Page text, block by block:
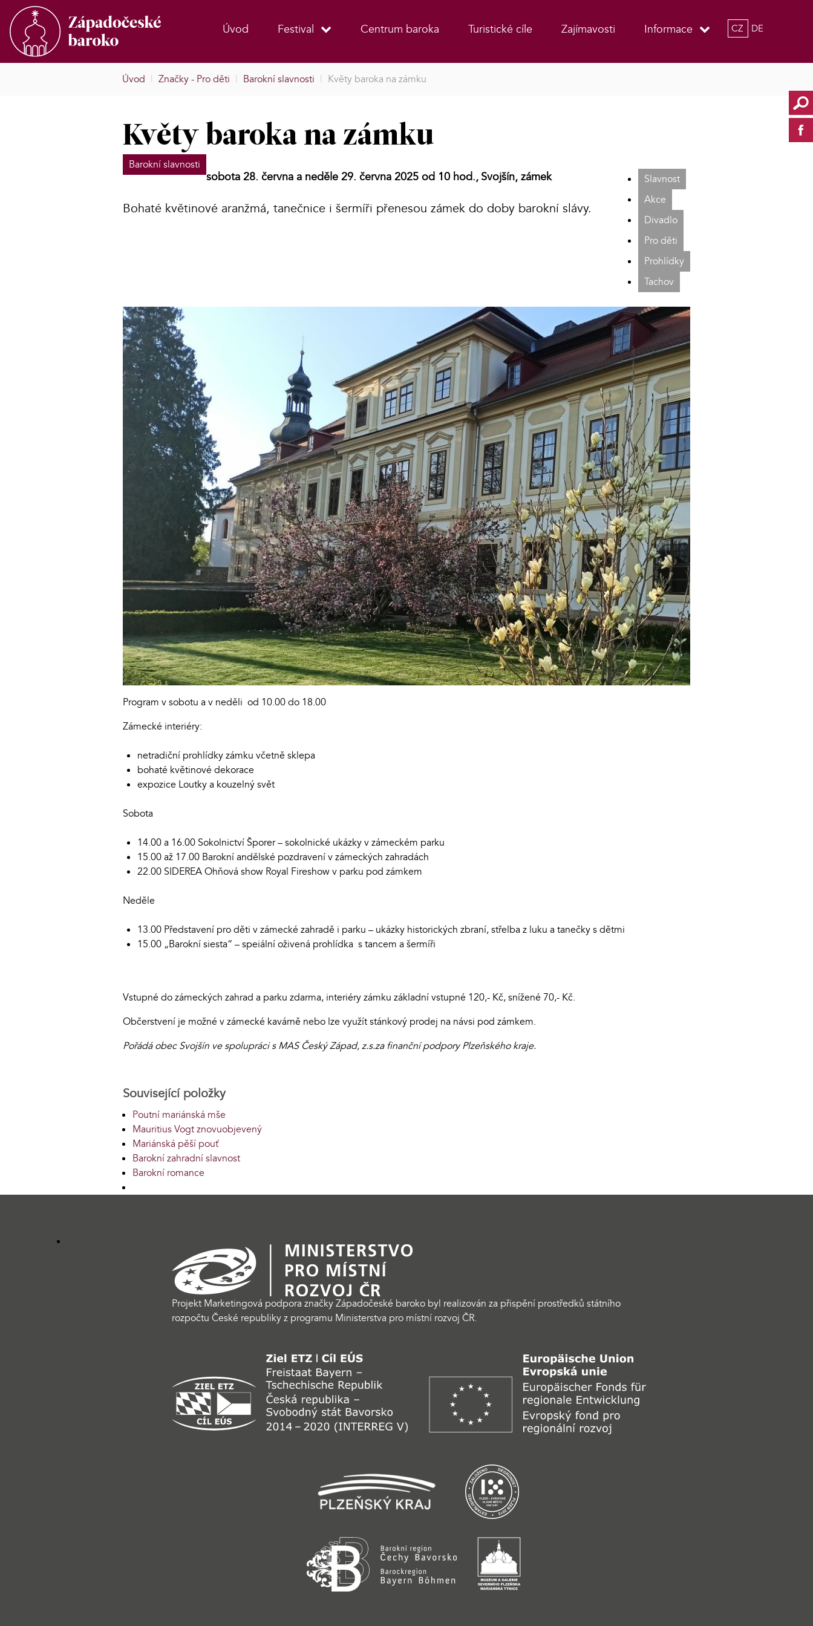
Úvod Festival Centrum baroka Turistické cíle Zajímavosti Informace CZ DE
Úvod | Značky - Pro děti | Barokní slavnosti | Květy baroka na zámku
Květy baroka na zámku
Barokní slavnosti
Slavnost
Akce
Divadlo
Pro děti
Prohlídky
Tachov
sobota 28. června a neděle 29. června 2025 od 10 hod., Svojšín, zámek
Bohaté květinové aranžmá, tanečnice i šermíři přenesou zámek do doby barokní slávy.
Program v sobotu a v neděli od 10.00 do 18.00
Zámecké interiéry:
netradiční prohlídky zámku včetně sklepa
bohaté květinové dekorace
expozice Loutky a kouzelný svět
Sobota
14.00 a 16.00 Sokolnictví Šporer – sokolnické ukázky v zámeckém parku
15.00 až 17.00 Barokní andělské pozdravení v zámeckých zahradách
22.00 SIDEREA Ohňová show Royal Fireshow v parku pod zámkem
Neděle
13.00 Představení pro děti v zámecké zahradě i parku – ukázky historických zbraní, střelba z luku a tanečky s dětmi
15.00 „Barokní siesta“ – speiální oživená prohlídka s tancem a šermíři
Vstupné do zámeckých zahrad a parku zdarma, interiéry zámku základní vstupné 120,- Kč, snížené 70,- Kč.
Občerstvení je možné v zámecké kavárně nebo lze využít stánkový prodej na návsi pod zámkem.
Pořádá obec Svojšín ve spolupráci s MAS Český Západ, z.s.za finanční podpory Plzeňského kraje.
Související položky
Poutní mariánská mše
Mauritius Vogt znovuobjevený
Mariánská pěší pouť
Barokní zahradní slavnost
Barokní romance
Projekt Marketingová podpora značky Západočeské baroko byl realizován za přispění prostředků státního
rozpočtu České republiky z programu Ministerstva pro místní rozvoj ČR.